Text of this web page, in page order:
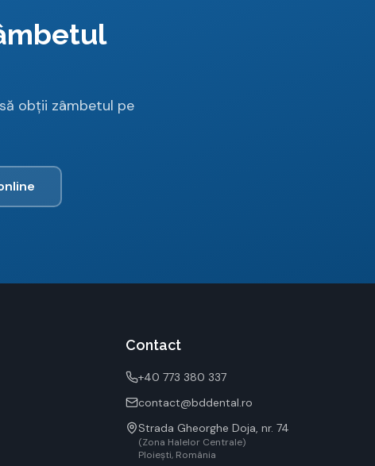
obții zâmbetul pe
Contact
+40 773 380 337
contact@bddental.ro
Strada Gheorghe Doja, nr. 74
(Zona Halelor Centrale)
Ploiești, România